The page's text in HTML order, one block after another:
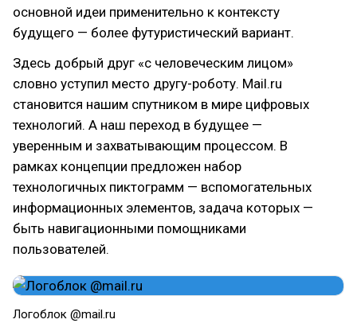
основной идеи применительно к контексту
будущего — более футуристический вариант.
Здесь добрый друг «с человеческим лицом»
словно уступил место другу-роботу. Mail.ru
становится нашим спутником в мире цифровых
технологий. А наш переход в будущее —
уверенным и захватывающим процессом. В
рамках концепции предложен набор
технологичных пиктограмм — вспомогательных
информационных элементов, задача которых —
быть навигационными помощниками
пользователей.
Логоблок @mail.ru